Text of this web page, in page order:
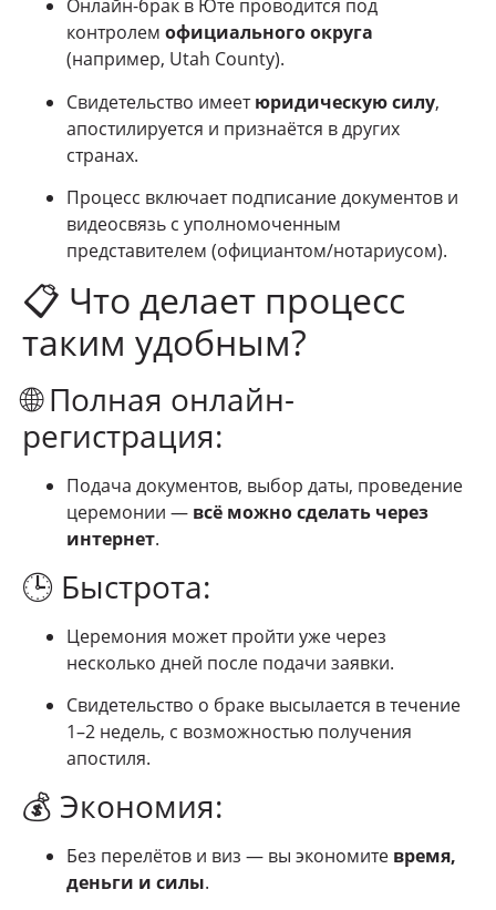
Онлайн-брак в Юте проводится под
контролем официального округа
(например, Utah County).
Свидетельство имеетюридическую силу,
апостилируется и признаётся в других
странах.
Процесс включает подписание документов и
видеосвязь с уполномоченным
представителем (официантом/нотариусом).
📋 Что делает процесс
таким удобным?
🌐 Полная онлайн-
регистрация:
Подача документов, выбор даты, проведение
церемонии — всё можно сделать через
интернет.
🕒 Быстрота:
Церемония может пройти уже через
несколько дней после подачи заявки.
Свидетельство о браке высылается в течение
1–2 недель, с возможностью получения
апостиля.
💰 Экономия:
Без перелётов и виз — вы экономите время,
деньги и силы.